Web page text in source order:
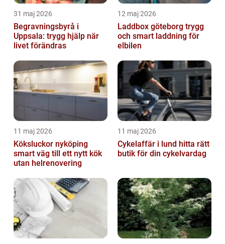
31 maj 2026
Begravningsbyrå i
Uppsala: trygg hjälp när
livet förändras
12 maj 2026
Laddbox göteborg trygg
och smart laddning för
elbilen
11 maj 2026
Köksluckor nyköping
smart väg till ett nytt kök
utan helrenovering
11 maj 2026
Cykelaffär i lund hitta rätt
butik för din cykelvardag